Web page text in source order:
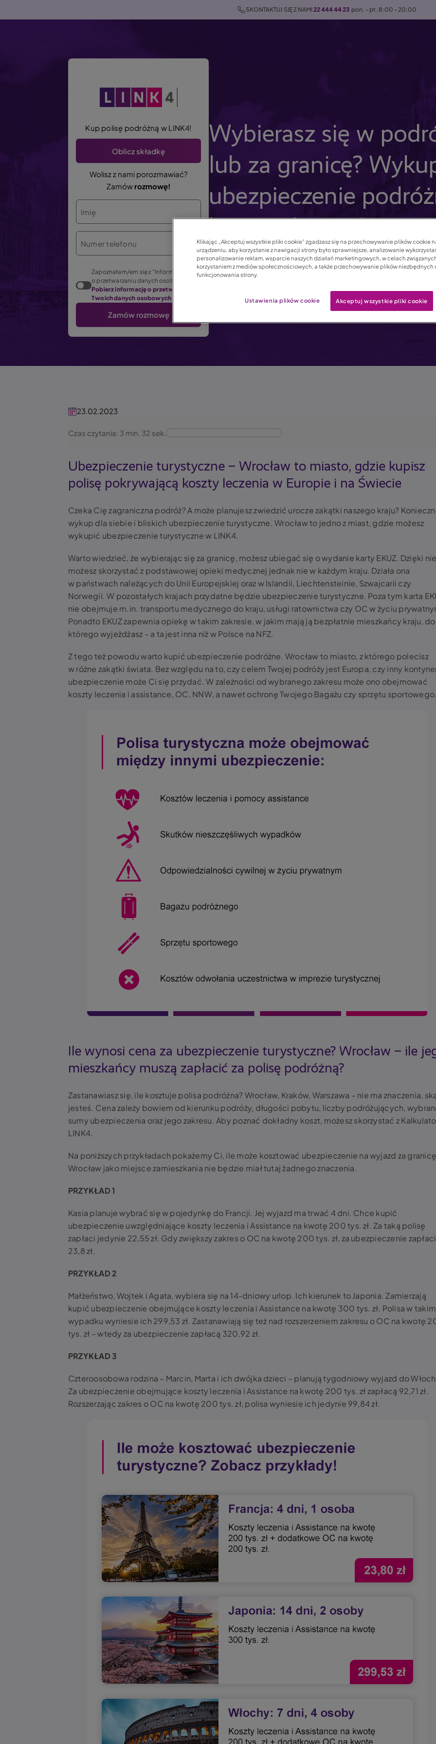
r
SKONTAKTUJ SIĘ Z NAMI 22 444 44 23 pon. - pt. 8:00 - 20:00
Kup polisę podróżną w LINK4!
Oblicz składkę
Wolisz z nami porozmawiać?
Zamów rozmowę!
Imię
Numer telefonu
Zapoznałam/em się z "Informacją
o przetwarzaniu danych osobowych".
Pobierz informację o przetwarzaniu
Twoich danych osobowych (PDF)
Wybierasz się w
lub za granicę?
ubezpieczenie
które ochroni Cię na
niespodziewanych
23.02.2023
Czas czytania: 3 min. 32 sek.
Ubezpieczenie turystyczne – Wrocław to miasto, gdzie kupisz
polisę pokrywającą koszty leczenia w Europie i na Świecie
Czeka Cię zagraniczna podróż? A może planujesz zwiedzić urocze zakątki naszego kraju?
wykup dla siebie i bliskich ubezpieczenie turystyczne. Wrocław to jedno z miast, gdzie możesz
wykupić ubezpieczenie turystyczne w LINK4.
Warto wiedzieć, że wybierając się za granicę, możesz ubiegać się o wydanie karty EKUZ. Dzięki
możesz skorzystać z podstawowej opieki medycznej jednak nie w każdym kraju. Działa ona
w państwach należących do Unii Europejskiej oraz w Islandii, Liechtensteinie, Szwajcarii czy
Norwegii. W pozostałych krajach przydatne będzie ubezpieczenie turystyczne. Poza tym karta
nie obejmuje m.in. transportu medycznego do kraju, usługi ratownictwa czy OC w życiu
Ponadto EKUZ zapewnia opiekę w takim zakresie, w jakim mają ją bezpłatnie mieszkańcy kraju, do
którego wyjeżdżasz – a ta jest inna niż w Polsce na NFZ.
Z tego też powodu warto kupić ubezpieczenie podróżne. Wrocław to miasto, z którego polecisz
w różne zakątki świata. Bez względu na to, czy celem Twojej podróży jest Europa, czy inny
ubezpieczenie może Ci się przydać. W zależności od wybranego zakresu może ono obejmować
koszty leczenia i assistance, OC, NNW, a nawet ochronę Twojego Bagażu czy sprzętu sportowego.
Ile wynosi cena za ubezpieczenie turystyczne? Wrocław – ile
mieszkańcy muszą zapłacić za polisę podróżną?
Zastanawiasz się, ile kosztuje polisa podróżna? Wrocław, Kraków, Warszawa – nie ma znaczenia,
jesteś. Cena zależy bowiem od kierunku podróży, długości pobytu, liczby podróżujących,
sumy ubezpieczenia oraz jego zakresu. Aby poznać dokładny koszt, możesz skorzystać z
LINK4.
Na poniższych przykładach pokażemy Ci, ile może kosztować ubezpieczenie na wyjazd za
Wrocław jako miejsce zamieszkania nie będzie miał tutaj żadnego znaczenia.
PRZYKŁAD 1
Kasia planuje wybrać się w pojedynkę do Francji. Jej wyjazd ma trwać 4 dni. Chce kupić
ubezpieczenie uwzględniające koszty leczenia i Assistance na kwotę 200 tys. zł. Za taką polisę
zapłaci jedynie 22,55 zł. Gdy zwiększy zakres o OC na kwotę 200 tys. zł, za ubezpieczenie zapłaci
23,8 zł.
PRZYKŁAD 2
Małżeństwo, Wojtek i Agata, wybiera się na 14-dniowy urlop. Ich kierunek to Japonia. Zamierzają
kupić ubezpieczenie obejmujące koszty leczenia i Assistance na kwotę 300 tys. zł. Polisa w takim
wypadku wyniesie ich 299,53 zł. Zastanawiają się też nad rozszerzeniem zakresu o OC na kwotę
tys. zł – wtedy za ubezpieczenie zapłacą 320,92 zł.
PRZYKŁAD 3
Czteroosobowa rodzina – Marcin, Marta i ich dwójka dzieci – planują tygodniowy wyjazd do
Za ubezpieczenie obejmujące koszty leczenia i Assistance na kwotę 200 tys. zł zapłacą 92,71 zł.
Rozszerzając zakres o OC na kwotę 200 tys. zł, polisa wyniesie ich jedynie 99,84 zł.
Klikając „Akceptuj wszystkie pliki cookie” zgadzasz się na przechowywanie plików cookie
urządzeniu, aby korzystanie z nawigacji strony było sprawniejsze, analizowanie
personalizowanie reklam, wsparcie naszych działań marketingowych, w celach
korzystaniem z mediów społecznościowych, a także przechowywanie plików niezbędnych
funkcjonowania strony.
Ustawienia plików cookie Akceptuj wszystkie pliki cookie